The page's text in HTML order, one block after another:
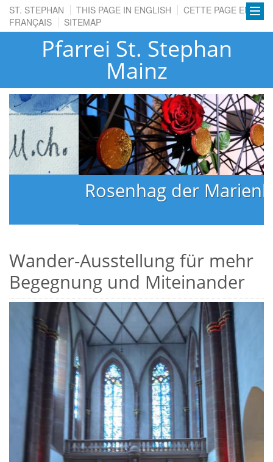
ST. STEPHAN THIS PAGE IN ENGLISH
CETTE PAGE EN
FRANÇAIS
SITEMAP
Pfarrei St. Stephan
Mainz
Rosenhag der Marienkapelle
Wander-Ausstellung für mehr
Begegnung und Miteinander